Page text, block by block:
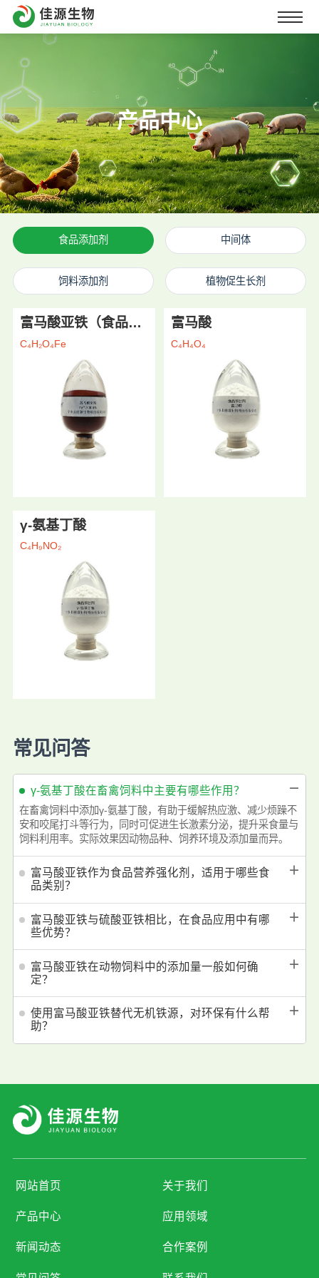
产品中心
食品添加剂 中间体
饲料添加剂 植物促生长剂
富马酸亚铁（食品级）
C₄H₂O₄Fe
富马酸
C₄H₄O₄
γ-氨基丁酸
C₄H₉NO₂
常见问答
γ-氨基丁酸在畜禽饲料中主要有哪些作用？ －
在畜禽饲料中添加γ-氨基丁酸，有助于缓解热应激、减少烦躁不
安和咬尾打斗等行为，同时可促进生长激素分泌，提升采食量与
饲料利用率。实际效果因动物品种、饲养环境及添加量而异。
富马酸亚铁作为食品营养强化剂，适用于哪些食
品类别？
＋
富马酸亚铁与硫酸亚铁相比，在食品应用中有哪
些优势？
＋
富马酸亚铁在动物饲料中的添加量一般如何确
定？
＋
使用富马酸亚铁替代无机铁源，对环保有什么帮
助？
＋
网站首页 关于我们
产品中心 应用领域
新闻动态 合作案例